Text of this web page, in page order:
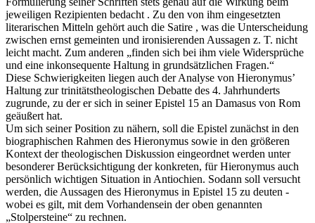
jeweiligen Rezipienten bedacht . Zu den von ihm eingesetzten
literarischen Mitteln gehört auch die Satire , was die Unterscheidung
zwischen ernst gemeinten und ironisierenden Aussagen z. T. nicht
leicht macht. Zum anderen „finden sich bei ihm viele Widersprüche
und eine inkonsequente Haltung in grundsätzlichen Fragen.“
Diese Schwierigkeiten liegen auch der Analyse von Hieronymus’
Haltung zur trinitätstheologischen Debatte des 4. Jahrhunderts
zugrunde, zu der er sich in seiner Epistel 15 an Damasus von Rom
geäußert hat.
Um sich seiner Position zu nähern, soll die Epistel zunächst in den
biographischen Rahmen des Hieronymus sowie in den größeren
Kontext der theologischen Diskussion eingeordnet werden unter
besonderer Berücksichtigung der konkreten, für Hieronymus auch
persönlich wichtigen Situation in Antiochien. Sodann soll versucht
werden, die Aussagen des Hieronymus in Epistel 15 zu deuten -
wobei es gilt, mit dem Vorhandensein der oben genannten
„Stolpersteine“ zu rechnen.